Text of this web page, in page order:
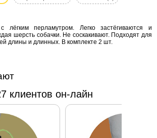
лёгким перламутром. Легко застёгиваются и
шерсть собачки. Не соскакивают. Подходят для
длины и длинных. В комплекте 2 шт.
клиентов он-лайн